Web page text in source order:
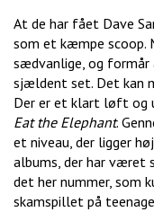
At de har fået Dave
som et kæmpe scoop.
sædvanlige, og
sjældent set. Det kan
Der er et klart løft og
Eat the Elephant.
et niveau, der ligger
albums, der har været
det her nummer, som
skamspillet på